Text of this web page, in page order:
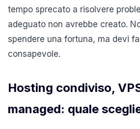
tempo sprecato a risolvere
adeguato non avrebbe creato.
spendere una fortuna, ma devi
consapevole.
Hosting condiviso,
managed: quale